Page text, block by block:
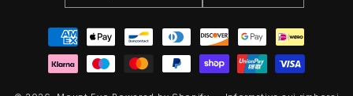
Metodi
pagamento